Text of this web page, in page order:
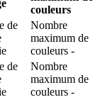
couleurs
de
Nombre
maximum de
couleurs -
de
Nombre
maximum de
couleurs -